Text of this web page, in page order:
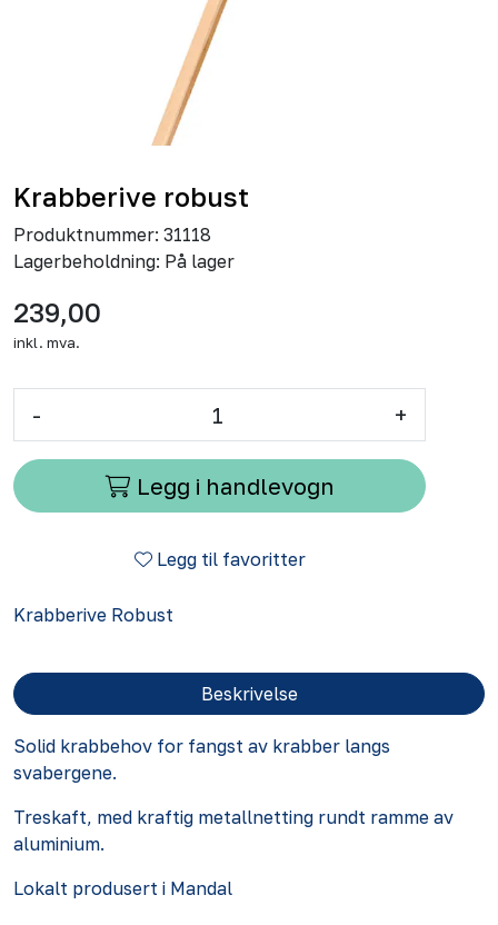
Krabberive robust
Produktnummer: 31118
Lagerbeholdning: På lager
239,00
inkl. mva.
- +
Legg i handlevogn
Legg til favoritter
Krabberive Robust
Beskrivelse
Solid krabbehov for fangst av krabber langs
svabergene.
Treskaft, med kraftig metallnetting rundt ramme av
aluminium.
Lokalt produsert i Mandal